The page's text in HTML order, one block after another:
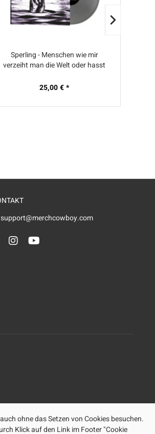
Sperling - Menschen wie mir
verzeiht man die Welt oder hasst
25,00 € *
ohne das Setzen von Cookies besuchen.
Klick auf den Link im Footer "Cookie